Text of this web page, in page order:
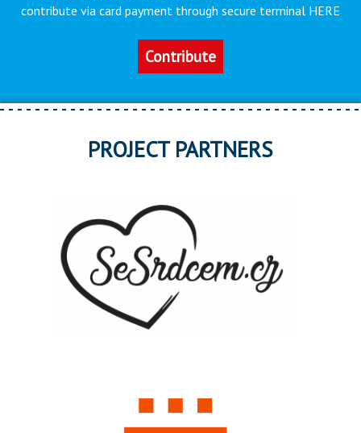
contribute via card payment through secure terminal HERE
Contribute
PROJECT PARTNERS